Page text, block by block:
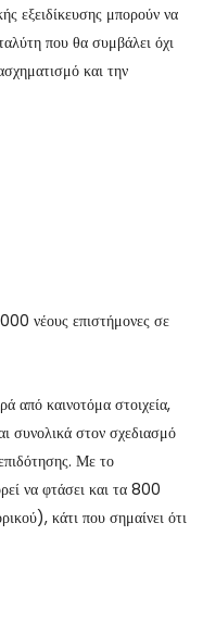
εξειδίκευσης μπορούν να
που θα συμβάλει όχι
και την
νέους επιστήμονες σε
από καινοτόμα στοιχεία,
συνολικά στον σχεδιασμό
Με το
να φτάσει και τα 800
κάτι που σημαίνει ότι